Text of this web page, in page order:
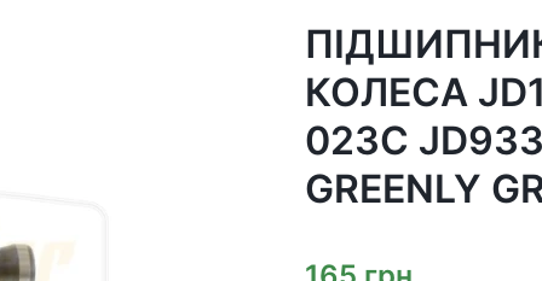
КОЛЕСА
023C
GREENLY